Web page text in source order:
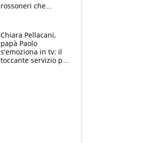
rossoneri che
Chiara Pellacani,
papà Paolo
s'emoziona in tv: il
toccante servizio per